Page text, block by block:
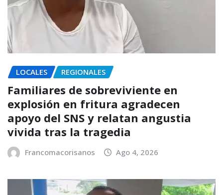
LOCALES REGIONALES
Familiares de sobreviviente en
explosión en fritura agradecen
apoyo del SNS y relatan angustia
vivida tras la tragedia
Francomacorisanos Ago 4, 2026